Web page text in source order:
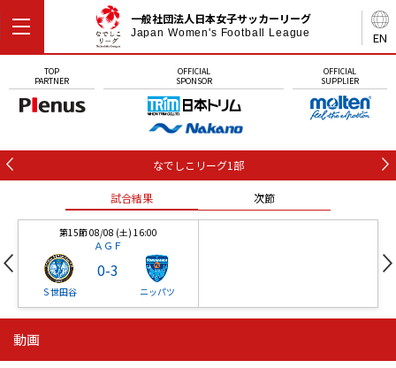
EN
一般社団法人日本女子サッカーリーグ
Japan Women's Football League
TOP
PARTNER
OFFICIAL
SPONSOR
OFFICIAL
SUPPLIER
なでしこリーグ1部
試合結果 次節
第15節 08/08 (土) 16:00
ＡＧＦ
Ｓ世田谷
0-3
ニッパツ
ニッパツ 石人の星
動画